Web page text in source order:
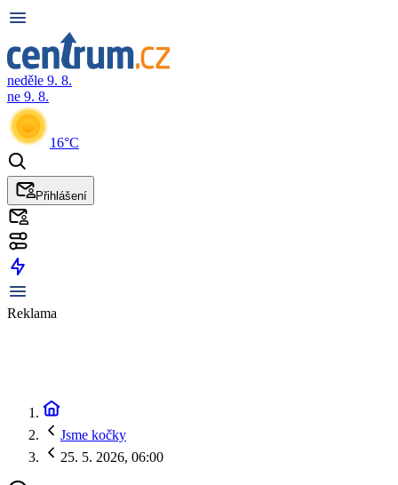
neděle 9. 8.
ne 9. 8.
16°C
Přihlášení
Reklama
Jsme kočky
25. 5. 2026, 06:00